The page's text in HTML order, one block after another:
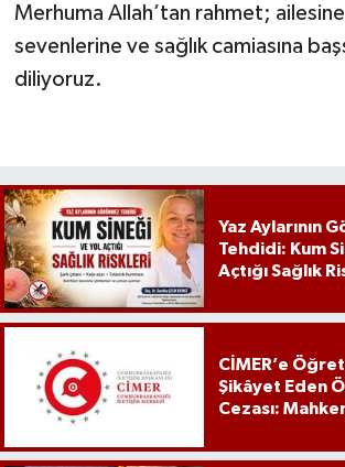
Merhuma Allah’tan rahmet;
sevenlerine ve sağlık camiasına
diliyoruz.
Yaz Aylarının
Tehdidi: Kum
Açtığı Sağlık
CİMER’e
Şikâyet Eden
Cezası: